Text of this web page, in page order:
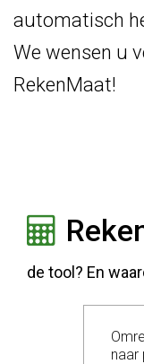
automatisch
We wensen u
RekenMaat!
de tool? En
naar